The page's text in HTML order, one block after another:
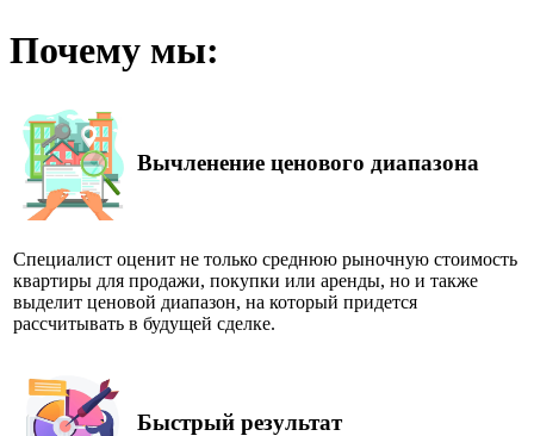
Почему мы:
Вычленение ценового диапазона
Специалист оценит не только среднюю рыночную стоимость
квартиры для продажи, покупки или аренды, но и также
выделит ценовой диапазон, на который придется
рассчитывать в будущей сделке.
Быстрый результат